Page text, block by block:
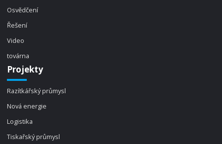
Osvědčení
Řešení
Video
továrna
Projekty
Razítkářský průmysl
Nová energie
Logistika
Tiskařský průmysl